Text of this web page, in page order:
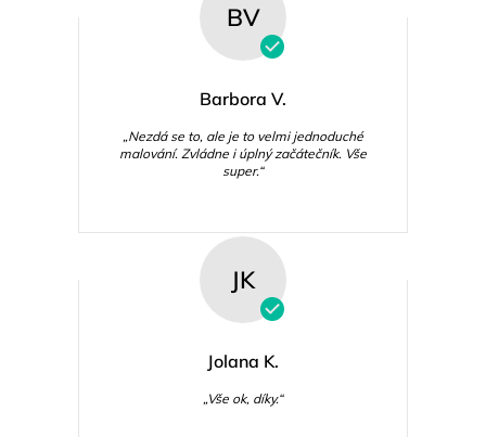
BV
Barbora V.
„Nezdá se to, ale je to velmi jednoduché
malování. Zvládne i úplný začátečník. Vše
super.“
JK
Jolana K.
„Vše ok, díky.“